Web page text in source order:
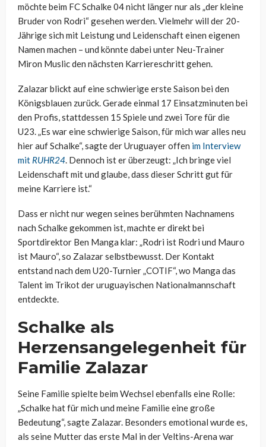
möchte beim FC Schalke 04 nicht länger nur als „der kleine
Bruder von Rodri“ gesehen werden. Vielmehr will der 20-
Jährige sich mit Leistung und Leidenschaft einen eigenen
Namen machen – und könnte dabei unter Neu-Trainer
Miron Muslic den nächsten Karriereschritt gehen.
Zalazar blickt auf eine schwierige erste Saison bei den
Königsblauen zurück. Gerade einmal 17 Einsatzminuten bei
den Profis, stattdessen 15 Spiele und zwei Tore für die
U23. „Es war eine schwierige Saison, für mich war alles neu
hier auf Schalke“, sagte der Uruguayer offen im Interview
mit RUHR24. Dennoch ist er überzeugt: „Ich bringe viel
Leidenschaft mit und glaube, dass dieser Schritt gut für
meine Karriere ist.“
Dass er nicht nur wegen seines berühmten Nachnamens
nach Schalke gekommen ist, machte er direkt bei
Sportdirektor Ben Manga klar: „Rodri ist Rodri und Mauro
ist Mauro“, so Zalazar selbstbewusst. Der Kontakt
entstand nach dem U20-Turnier „COTIF“, wo Manga das
Talent im Trikot der uruguayischen Nationalmannschaft
entdeckte.
Schalke als
Herzensangelegenheit für
Familie Zalazar
Seine Familie spielte beim Wechsel ebenfalls eine Rolle:
„Schalke hat für mich und meine Familie eine große
Bedeutung“, sagte Zalazar. Besonders emotional wurde es,
als seine Mutter das erste Mal in der Veltins-Arena war